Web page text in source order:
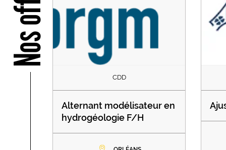
CDD
Alternant modélisateur en
hydrogéologie F/H